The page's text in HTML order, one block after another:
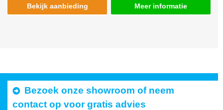
Bekijk aanbieding Meer informatie
Bezoek onze showroom of neem
contact op voor gratis advies